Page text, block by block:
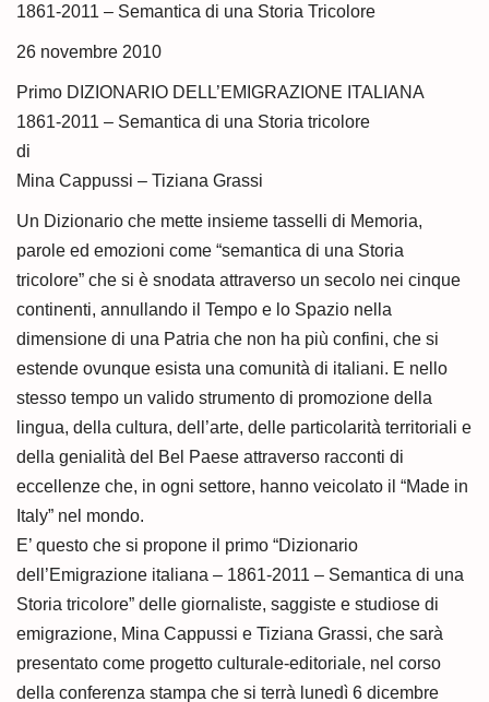
1861-2011 – Semantica di una Storia Tricolore
26 novembre 2010
Primo DIZIONARIO DELL’EMIGRAZIONE ITALIANA
1861-2011 – Semantica di una Storia tricolore
di
Mina Cappussi – Tiziana Grassi
Un Dizionario che mette insieme tasselli di Memoria,
parole ed emozioni come “semantica di una Storia
tricolore” che si è snodata attraverso un secolo nei cinque
continenti, annullando il Tempo e lo Spazio nella
dimensione di una Patria che non ha più confini, che si
estende ovunque esista una comunità di italiani. E nello
stesso tempo un valido strumento di promozione della
lingua, della cultura, dell’arte, delle particolarità territoriali e
della genialità del Bel Paese attraverso racconti di
eccellenze che, in ogni settore, hanno veicolato il “Made in
Italy” nel mondo.
E’ questo che si propone il primo “Dizionario
dell’Emigrazione italiana – 1861-2011 – Semantica di una
Storia tricolore” delle giornaliste, saggiste e studiose di
emigrazione, Mina Cappussi e Tiziana Grassi, che sarà
presentato come progetto culturale-editoriale, nel corso
della conferenza stampa che si terrà lunedì 6 dicembre